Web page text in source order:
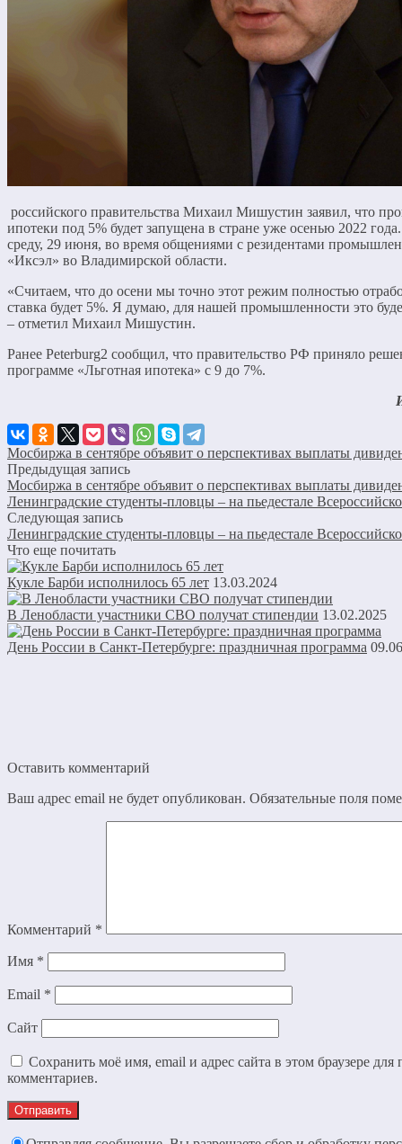
российского правительства Михаил Мишустин заявил, что
ипотеки под 5% будет запущена в стране уже осенью 2022
среду, 29 июня, во время общениями с резидентами
«Иксэл» во Владимирской области.
«Считаем, что до осени мы точно этот режим полностью
ставка будет 5%. Я думаю, для нашей промышленности это
– отметил Михаил Мишустин.
Ранее Peterburg2 сообщил, что правительство РФ приняло
программе «Льготная ипотека» с 9 до 7%.
Мосбиржа в сентябре объявит о перспективах выплаты
Предыдущая запись
Мосбиржа в сентябре объявит о перспективах выплаты
Ленинградские студенты-пловцы – на пьедестале
Следующая запись
Ленинградские студенты-пловцы – на пьедестале
Что еще почитать
Кукле Барби исполнилось 65 лет 13.03.2024
В Ленобласти участники СВО получат стипендии 13.02.2025
День России в Санкт-Петербурге: праздничная программа
Оставить комментарий
Ваш адрес email не будет опубликован. Обязательные поля
Комментарий *
Имя *
Email *
Сайт
Сохранить моё имя, email и адрес сайта в этом браузере
комментариев.